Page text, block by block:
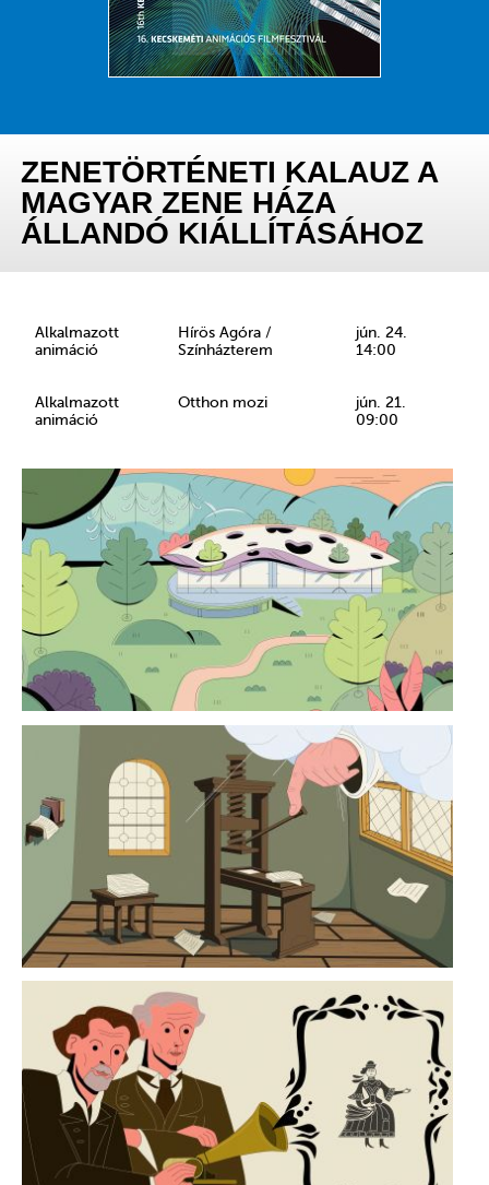
ZENETÖRTÉNETI KALAUZ A
MAGYAR ZENE HÁZA
ÁLLANDÓ KIÁLLÍTÁSÁHOZ
Alkalmazott
animáció
Hírös Agóra /
Színházterem
jún. 24.
14:00
Alkalmazott
animáció
Otthon mozi
jún. 21.
09:00